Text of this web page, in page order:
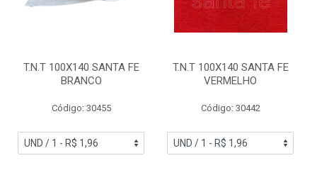
T.N.T 100X140 SANTA FE
BRANCO
Código: 30455
T.N.T 100X140 SANTA FE
VERMELHO
Código: 30442